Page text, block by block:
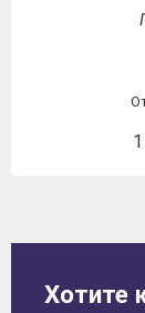
1
Хотите